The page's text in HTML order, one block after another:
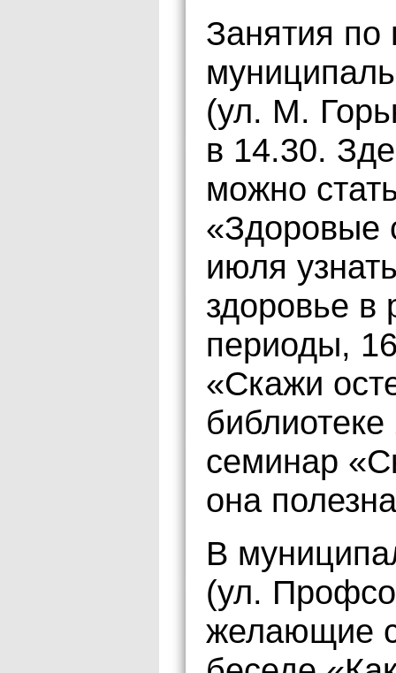
Занятия по
(ул. М.
в 14.30.
можно
«Здоровые
июля
здоровье в
периоды,
«Скажи
семинар
она
В
(ул.
желающие